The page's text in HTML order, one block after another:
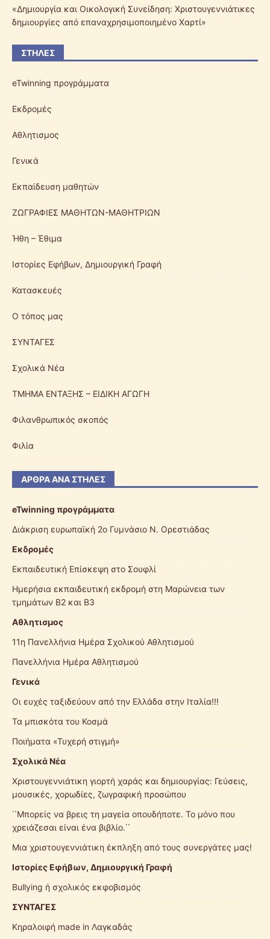
«Δημιουργία και Οικολογική Συνείδηση: Χριστουγεννιάτικες
δημιουργίες από επαναχρησιμοποιημένο Χαρτί»
ΣΤΉΛΕΣ
eTwinning προγράμματα
Eκδρομές
Αθλητισμος
Γενικά
Εκπαίδευση μαθητών
ΖΩΓΡΑΦΙΕΣ ΜΑΘΗΤΩΝ-ΜΑΘΗΤΡΙΩΝ
Ήθη – Έθιμα
Ιστορίες Εφήβων, Δημιουργική Γραφή
Κατασκευές
Ο τόπος μας
ΣΥΝΤΑΓΕΣ
Σχολικά Νέα
ΤΜΗΜΑ ΕΝΤΑΞΗΣ – ΕΙΔΙΚΗ ΑΓΩΓΗ
Φιλανθρωπικός σκοπός
Φιλία
ΆΡΘΡΑ ΑΝΆ ΣΤΉΛΕΣ
eTwinning προγράμματα
Διάκριση ευρωπαϊκή 2ο Γυμνάσιο Ν. Ορεστιάδας
Eκδρομές
Εκπαιδευτική Επίσκεψη στο Σουφλί
Ημερήσια εκπαιδευτική εκδρομή στη Μαρώνεια των
τμημάτων Β2 και Β3
Αθλητισμος
11η Πανελλήνια Ημέρα Σχολικού Αθλητισμού
Πανελλήνια Ημέρα Αθλητισμού
Γενικά
Οι ευχές ταξιδεύουν από την Ελλάδα στην Ιταλία!!!
Τα μπισκότα του Κοσμά
Ποιήματα «Τυχερή στιγμή»
Σχολικά Νέα
Χριστουγεννιάτικη γιορτή χαράς και δημιουργίας: Γεύσεις,
μουσικές, χορωδίες, ζωγραφική προσώπου
΄΄Μπορείς να βρεις τη μαγεία οπουδήποτε. Το μόνο που
χρειάζεσαι είναι ένα βιβλίο.΄΄
Μια χριστουγεννιάτικη έκπληξη από τους συνεργάτες μας!
Ιστορίες Εφήβων, Δημιουργική Γραφή
Bullying ή σχολικός εκφοβισμός
ΣΥΝΤΑΓΕΣ
Κηραλοιφή made in Λαγκαδάς